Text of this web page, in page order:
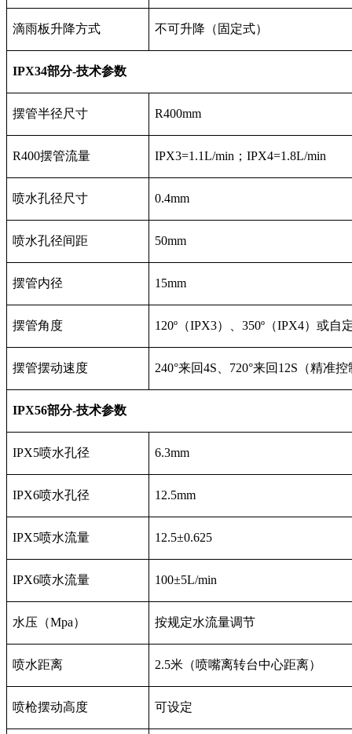
滴雨板升降方式 不可升降（固定式）
IPX34部分-技术参数
摆管半径尺寸 R400mm
R400摆管流量 IPX3=1.1L/min；IPX4=1.8L/min
喷水孔径尺寸 0.4mm
喷水孔径间距 50mm
摆管内径 15mm
摆管角度 120º（IPX3）、350º（IPX4）或自
摆管摆动速度 240°来回4S、720°来回12S（精准
IPX56部分-技术参数
IPX5喷水孔径 6.3mm
IPX6喷水孔径 12.5mm
IPX5喷水流量 12.5±0.625
IPX6喷水流量 100±5L/min
水压（Mpa） 按规定水流量调节
喷水距离 2.5米（喷嘴离转台中心距离）
喷枪摆动高度 可设定